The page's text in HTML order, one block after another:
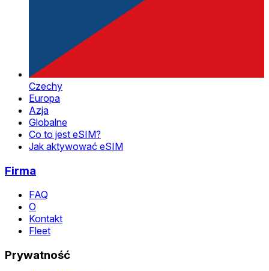
Czechy
Europa
Azja
Globalne
Co to jest eSIM?
Jak aktywować eSIM
Firma
FAQ
O
Kontakt
Fleet
Prywatność